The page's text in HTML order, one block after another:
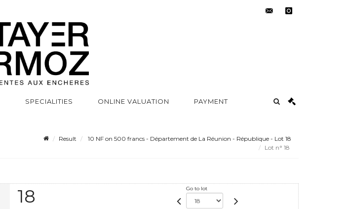
SPECIALITIES ONLINE VALUATION PAYMENT
Result
10 NF on 500 francs - Département de La Réunion - République - Lot 18
Lot n° 18
18 Go to lot